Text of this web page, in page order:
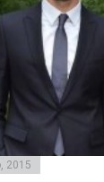
2015